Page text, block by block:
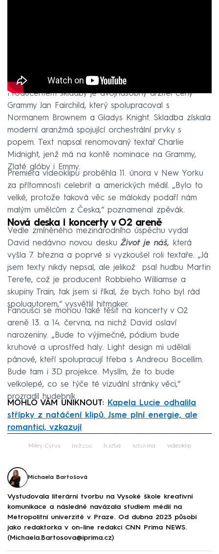
Producentem skladby je dvojnásobný držitel ceny
Grammy Jan Fairchild, který spolupracoval s
Normanem Brownem a Gladys Knight. Skladba získala
moderní aranžmá spojující orchestrální prvky s
popem. Text napsal renomovaný textař Charlie
Midnight, jenž má na kontě nominace na Grammy,
Zlaté glóby i Emmy.
Premiéra videoklipu proběhla 11. února v New Yorku
za přítomnosti celebrit a amerických médií. „Bylo to
velké, protože taková věc se málokdy podaří nám
malým umělcům z Česka,“ poznamenal zpěvák.
Nová deska i koncerty v O2 areně
Vedle zmíněného mezinárodního úspěchu vydal
David nedávno novou deskuŽivot je náš,
která
vyšla 7. března a poprvé si vyzkoušel roli textaře. „Já
jsem texty nikdy nepsal, ale jelikož psal hudbu Martin
Terefe, což je producent Robbieho Williamse a
skupiny Train, tak jsem si říkal, že bych toho byl rád
spoluautorem,“ vysvětlil hitmaker.
Fanoušci se mohou také těšit na koncerty v O2
areně 13. a 14. června, na nichž David oslaví
narozeniny. „Bude to výjimečné, pódium bude
kruhové a uprostřed haly. Light design mi udělali
pánové, kteří spolupracují třeba s Andreou Bocellim.
Bude tam i 3D projekce. Myslím, že to bude
velkolepé, co se týče té vizuální stránky věci,“
prozradil hudebník.
MOHLO VÁM UNIKNOUT:
Kapela Lucie odhalila
střípky z natáčení klipů. Jsme plní energie, ale
romantici, vzkazují
Failed to fetch
Miley Cyrus hvězda hudba rakovina videoklip
Michaela Bartošová
Vystudovala literární tvorbu na Vysoké škole kreativní
komunikace a následně navázala studiem médií na
Metropolitní univerzitě v Praze. Od dubna 2023 působí
jako redaktorka v on-line redakci CNN Prima NEWS.
(Michaela.Bartosova@iprima.cz)